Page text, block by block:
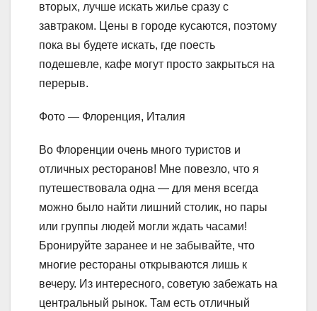
вторых, лучше искать жилье сразу с
завтраком. Цены в городе кусаются, поэтому
пока вы будете искать, где поесть
подешевле, кафе могут просто закрыться на
перерыв.
Фото — Флоренция, Италия
Во Флоренции очень много туристов и
отличных ресторанов! Мне повезло, что я
путешествовала одна — для меня всегда
можно было найти лишний столик, но пары
или группы людей могли ждать часами!
Бронируйте заранее и не забывайте, что
многие рестораны открываются лишь к
вечеру. Из интересного, советую забежать на
центральный рынок. Там есть отличный